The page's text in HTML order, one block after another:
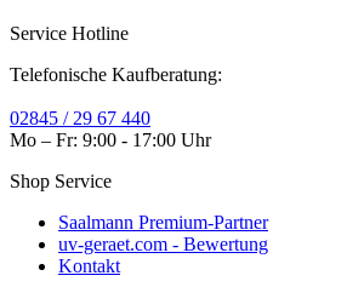
Service Hotline
Telefonische Kaufberatung:
02845 / 29 67 440
Mo – Fr: 9:00 - 17:00 Uhr
Shop Service
Saalmann Premium-Partner
uv-geraet.com - Bewertung
Kontakt